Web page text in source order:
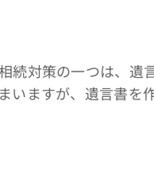
対策の一つは、遺
いますが、遺言書を